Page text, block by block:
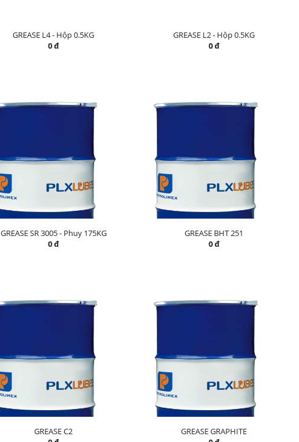
GREASE L4 - Hộp 0.5KG
0 đ
GREASE L2 - Hộp 0.5KG
0 đ
GREASE SR 3005 - Phuy 175KG
0 đ
GREASE BHT 251
0 đ
GREASE C2
GREASE GRAPHITE